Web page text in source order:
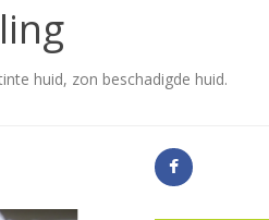
huid, zon beschadigde huid.